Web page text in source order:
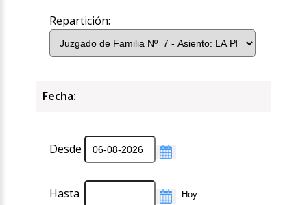
Repartición:
Fecha:
Desde
Hasta